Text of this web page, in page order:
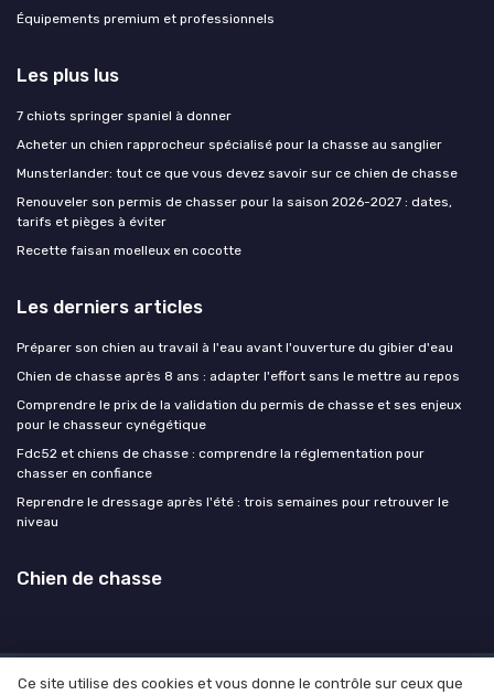
Équipements premium et professionnels
Les plus lus
7 chiots springer spaniel à donner
Acheter un chien rapprocheur spécialisé pour la chasse au sanglier
Munsterlander: tout ce que vous devez savoir sur ce chien de chasse
Renouveler son permis de chasser pour la saison 2026-2027 : dates,
tarifs et pièges à éviter
Recette faisan moelleux en cocotte
Les derniers articles
Préparer son chien au travail à l'eau avant l'ouverture du gibier d'eau
Chien de chasse après 8 ans : adapter l'effort sans le mettre au repos
Comprendre le prix de la validation du permis de chasse et ses enjeux
pour le chasseur cynégétique
Fdc52 et chiens de chasse : comprendre la réglementation pour
chasser en confiance
Reprendre le dressage après l'été : trois semaines pour retrouver le
niveau
Chien de chasse
Mentions légales Politique de confidentialité
Ce site utilise des cookies et vous donne le contrôle sur ceux que